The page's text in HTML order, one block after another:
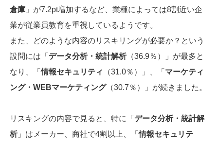
倉庫 」が7.2pt増加するなど、業種によっては8割近い企
業が従業員教育を重視しているようです。
また、どのような内容のリスキリングが必要か？という
設問には「 データ分析・統計解析（36.9％）」が最多と
なり、「情報セキュリティ （31.0％）」、「 マーケティ
ング・WEBマーケティング（30.7％）」が続きました。
リスキングの内容で見ると、特に「 データ分析・統計解
析」はメーカー、商社で4割以上、「情報セキュリテ